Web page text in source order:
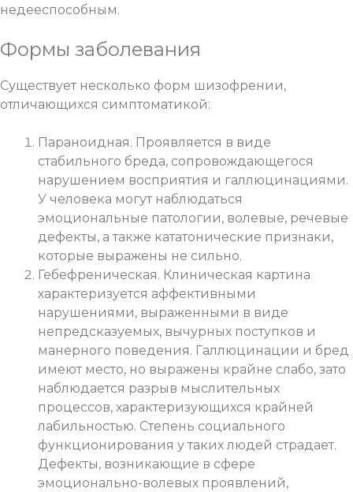
недееспособным.
Формы заболевания
Существует несколько форм шизофрении,
отличающихся симптоматикой:
Параноидная. Проявляется в виде
стабильного бреда, сопровождающегося
нарушением восприятия и галлюцинациями.
У человека могут наблюдаться
эмоциональные патологии, волевые, речевые
дефекты, а также кататонические признаки,
которые выражены не сильно.
Гебефреническая. Клиническая картина
характеризуется аффективными
нарушениями, выраженными в виде
непредсказуемых, вычурных поступков и
манерного поведения. Галлюцинации и бред
имеют место, но выражены крайне слабо, зато
наблюдается разрыв мыслительных
процессов, характеризующихся крайней
лабильностью. Степень социального
функционирования у таких людей страдает.
Дефекты, возникающие в сфере
эмоционально-волевых проявлений,